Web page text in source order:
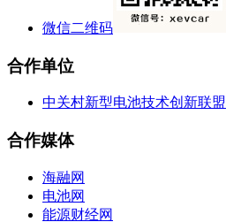
微信二维码
合作单位
中关村新型电池技术创新联盟
合作媒体
海融网
电池网
能源财经网